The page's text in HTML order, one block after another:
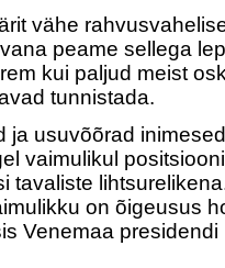
vähe
peame sellega
kui paljud meist
tunnistada.
ja usuvõõrad
vaimulikul
tavaliste
on õigeusus
Venemaa